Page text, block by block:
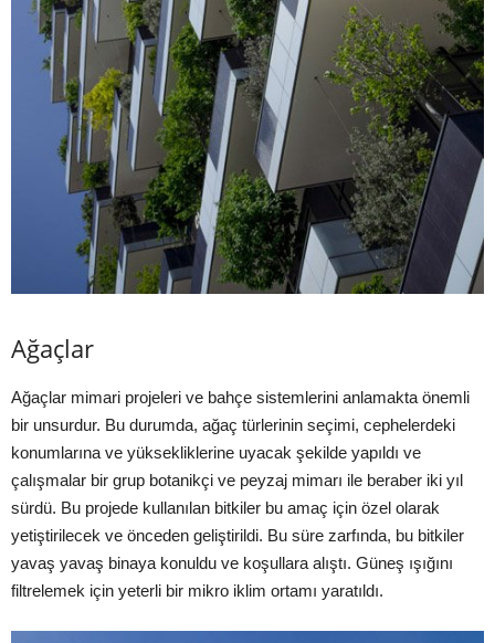
Ağaçlar
Ağaçlar mimari projeleri ve bahçe sistemlerini anlamakta önemli
bir unsurdur. Bu durumda, ağaç türlerinin seçimi, cephelerdeki
konumlarına ve yüksekliklerine uyacak şekilde yapıldı ve
çalışmalar bir grup botanikçi ve peyzaj mimarı ile beraber iki yıl
sürdü. Bu projede kullanılan bitkiler bu amaç için özel olarak
yetiştirilecek ve önceden geliştirildi. Bu süre zarfında, bu bitkiler
yavaş yavaş binaya konuldu ve koşullara alıştı. Güneş ışığını
filtrelemek için yeterli bir mikro iklim ortamı yaratıldı.